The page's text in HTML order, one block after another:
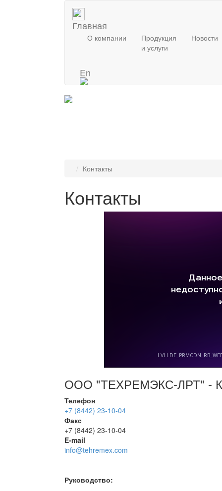
Главная
О компании
Продукция
и услуги
Новости
En
Контакты
Контакты
ООО "ТЕХРЕМЭКС-ЛРТ" -
Телефон
+7 (8442) 23-10-04
Факс
+7 (8442) 23-10-04
E-mail
info@tehremex.com
Руководство: